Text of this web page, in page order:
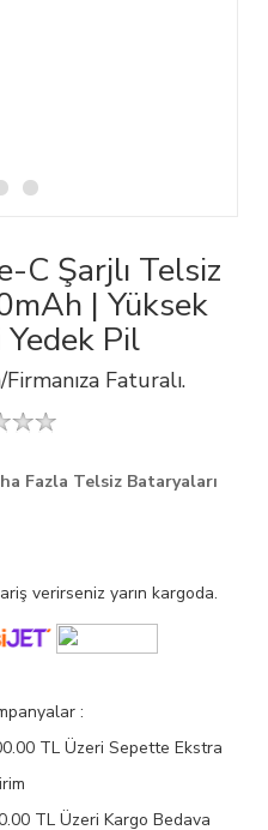
C Şarjlı Telsiz
| Yüksek
Pil
Firmanıza Faturalı.
Fazla Telsiz Bataryaları
verirseniz yarın kargoda.
:
TL Üzeri Sepette Ekstra
TL Üzeri Kargo Bedava